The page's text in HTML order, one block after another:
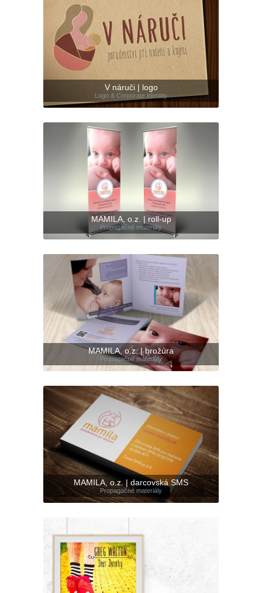
V náruči | logo
Logo & Corporate Identity
MAMILA, o.z. | roll-up
Propagačné materiály
MAMILA, o.z. | brožúra
Propagačné materiály
MAMILA, o.z. | darcovská SMS
Propagačné materiály